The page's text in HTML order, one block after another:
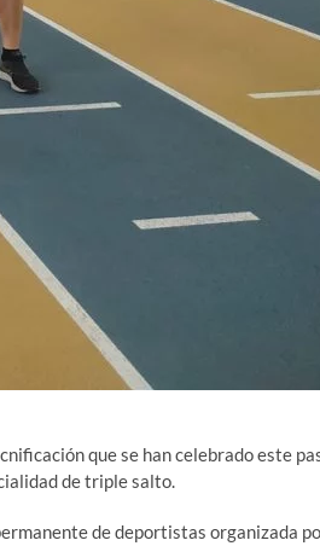
que se han celebrado este
de triple salto.
de deportistas organizada